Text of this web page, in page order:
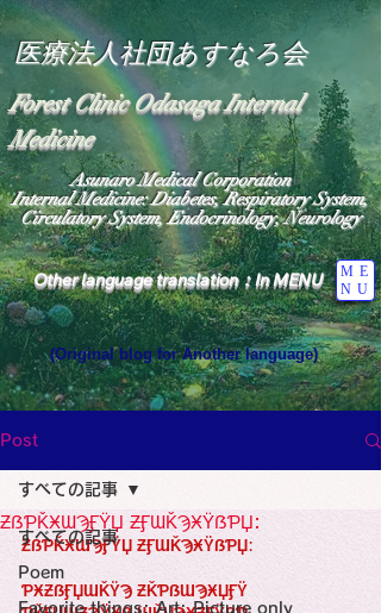
医療法人社団あすなろ会
Forest Clinic Odasaga Internal
Medicine
Other language translation：In MENU
ME
NU
Asunaro Medical Corporation
Internal Medicine: Diabetes, Respiratory System,
Circulatory System, Endocrinology, Neurology
(Original blog for Another language)
Heavens: Beyond the Universe: The World
the God of Light Resides"
Medicine Specialist
Specialist
Wide Blog
Medicine
Religion
Post
すべての記事
Poem
Favorite things: Art: Picture only
すべての記事
ƵẞƤǨӾƜϠӺŸЏ ƵӺƜǨϠӾŸẞƤЏ:
ƵẞƤǨӾƜϠӺŸЏ ƵӺƜǨϠӾŸẞƤЏ:
ƤӾƵẞӺЏƜǨŸϠ ƵǨƤẞƜϠӾЏӺŸ